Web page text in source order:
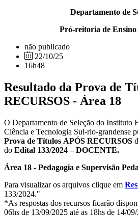
Departamento de
Pró-reitoria de
não publicado
22/10/25
16h48
Resultado da Prova de
RECURSOS - Área 18
O Departamento de Seleção do Instituto
Ciência e Tecnologia Sul-rio-grandense
Prova de Títulos APÓS RECURSOS
do Edital 133/2024 – DOCENTE.
Área 18 - Pedagogia e Supervisão
Para visualizar os arquivos clique em
133/2024."
*As respostas dos recursos ficarão
06hs de 13/09/2025 até as 18hs de 14/